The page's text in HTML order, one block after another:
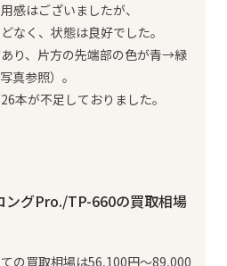
感はございましたが、
なく、状態は良好でした。
り、片方の先端部の色が青→緑
真参照）。
本が不足しておりました。
ングPro./TP-660の買取相場
の買取相場は56,100円～89,000